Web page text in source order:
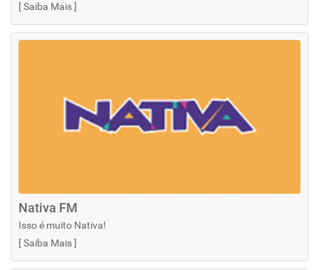
[Saiba Mais]
Nativa FM
Isso é muito Nativa!
[Saiba Mais]